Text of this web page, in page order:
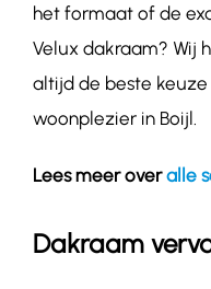
het formaat of de
Velux dakraam? Wij
altijd de beste
woonplezier in Boijl.
Lees meer overalle
Dakraam